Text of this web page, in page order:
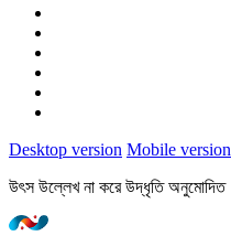
Desktop version Mobile version
উৎস উল্লেখ না করে উদ্ধৃতি অনুমোদিত